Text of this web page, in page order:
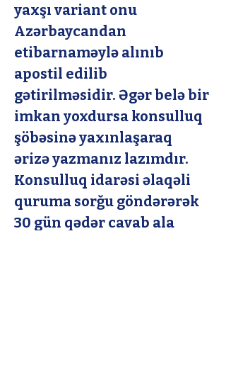
yaxşı variant onu
Azərbaycandan
etibarnaməylə alınıb
apostil edilib
gətirilməsidir. Əgər belə bir
imkan yoxdursa konsulluq
şöbəsinə yaxınlaşaraq
ərizə yazmanız lazımdır.
Konsulluq idarəsi əlaqəli
quruma sorğu göndərərək
30 gün qədər cavab ala